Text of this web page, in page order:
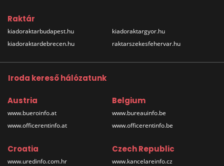
Raktár
kiadoraktarbudapest.hu
kiadoraktardebrecen.hu
kiadoraktargyor.hu
raktarszekesfehervar.hu
Iroda kereső hálózatunk
Austria
www.bueroinfo.at
www.officerentinfo.at
Belgium
www.bureauinfo.be
www.officerentinfo.be
Croatia
www.uredinfo.com.hr
Czech Republic
www.kancelareinfo.cz